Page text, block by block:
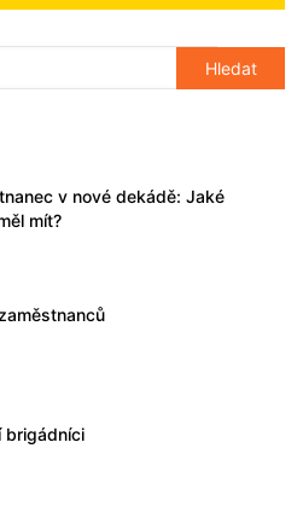
v nové dekádě: Jaké
mít?
brigádníci